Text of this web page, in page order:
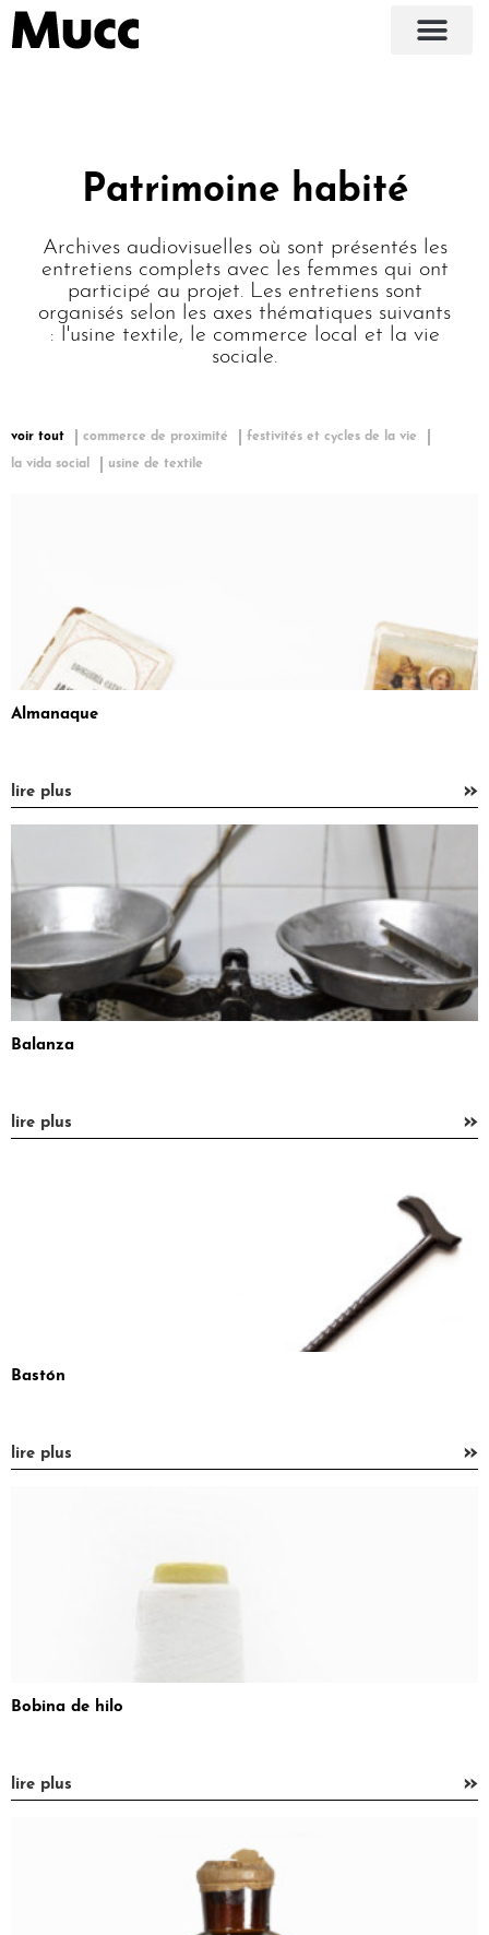
Patrimoine habité
Archives audiovisuelles où sont présentés les
entretiens complets avec les femmes qui ont
participé au projet. Les entretiens sont
organisés selon les axes thématiques suivants
: l'usine textile, le commerce local et la vie
sociale.
voir tout commerce de proximité festivités et cycles de la vie
la vida social usine de textile
Almanaque
lire plus »
Balanza
lire plus »
Bastón
lire plus »
Bobina de hilo
lire plus »